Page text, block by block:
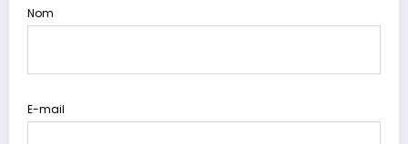
Nom
E-mail